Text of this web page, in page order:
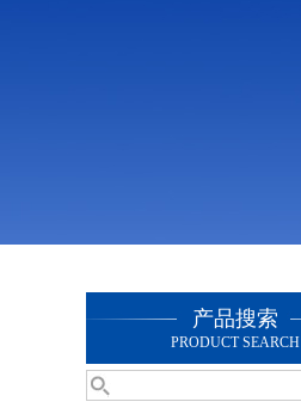
产品搜索
PRODUCT SEARCH